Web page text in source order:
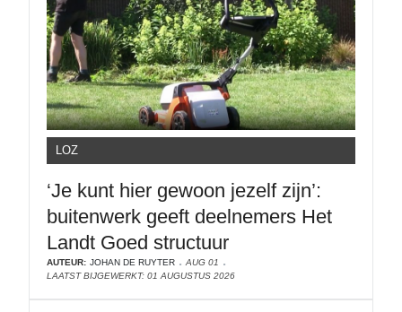
LOZ
‘Je kunt hier gewoon jezelf zijn’:
buitenwerk geeft deelnemers Het
Landt Goed structuur
AUTEUR: JOHAN DE RUYTER
AUG 01
LAATST BIJGEWERKT: 01 AUGUSTUS 2026